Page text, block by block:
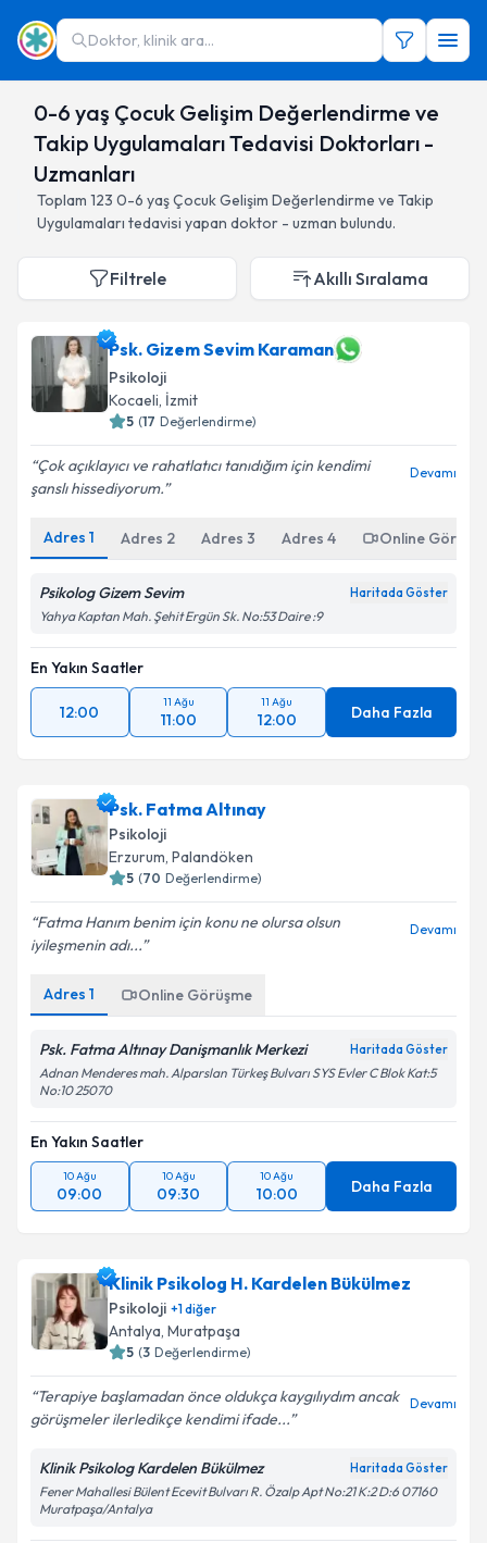
Doktor, klinik ara...
0-6 yaş Çocuk Gelişim Değerlendirme ve
Takip Uygulamaları Tedavisi Doktorları -
Uzmanları
Toplam 123 0-6 yaş Çocuk Gelişim Değerlendirme ve Takip
Uygulamaları tedavisi yapan doktor - uzman bulundu.
Filtrele Akıllı Sıralama
Psk. Gizem Sevim Karaman
Psikoloji
Kocaeli, İzmit
5 (17 Değerlendirme)
Çok açıklayıcı ve rahatlatıcı tanıdığım için kendimi
şanslı hissediyorum.
Devamı
Adres 1 Adres 2 Adres 3 Adres 4 Online
Psikolog Gizem Sevim Haritada Göster
Yahya Kaptan Mah. Şehit Ergün Sk. No:53 Daire :9
En Yakın Saatler
12:00
11 Ağu
11:00
11 Ağu
12:00 Daha Fazla
Psk. Fatma Altınay
Psikoloji
Erzurum, Palandöken
5 (70 Değerlendirme)
Fatma Hanım benim için konu ne olursa olsun
iyileşmenin adı...
Devamı
Adres 1 Online Görüşme
Psk. Fatma Altınay Danişmanlık Merkezi Haritada Göster
Adnan Menderes mah. Alparslan Türkeş Bulvarı SYS Evler C Blok Kat:5
No:10 25070
En Yakın Saatler
10 Ağu
09:00
10 Ağu
09:30
10 Ağu
10:00 Daha Fazla
Klinik Psikolog H. Kardelen Bükülmez
Psikoloji +1diğer
Antalya, Muratpaşa
5 (3 Değerlendirme)
Terapiye başlamadan önce oldukça kaygılıydım ancak
görüşmeler ilerledikçe kendimi ifade...
Devamı
Klinik Psikolog Kardelen Bükülmez Haritada Göster
Fener Mahallesi Bülent Ecevit Bulvarı R. Özalp Apt No:21 K:2 D:6 07160
Muratpaşa/Antalya